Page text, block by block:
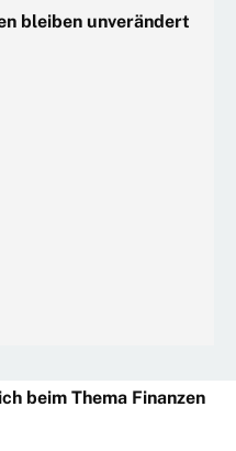
bleiben unverändert
beim Thema Finanzen